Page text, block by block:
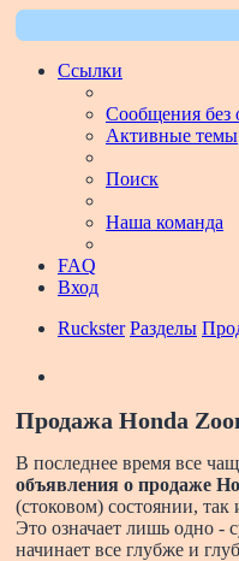
Ссылки
Сообщения без
Активные темы
Поиск
Наша команда
FAQ
Вход
Ruckster Разделы
Продажа Honda
В последнее время все
объявления о продаже
(стоковом) состоянии,
Это означает лишь одно -
начинает все глубже и